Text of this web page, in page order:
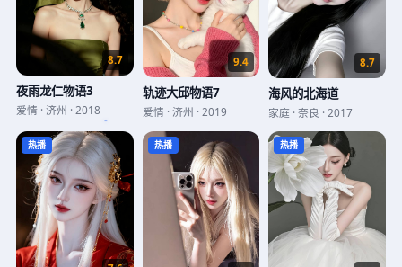
8.7
夜雨龙仁物语3
爱情·济州 · 2018
9.4
轨迹大邱物语7
爱情·济州 · 2019
8.7
海风的北海道
家庭 ·奈良 · 2017
热播 热播 热播